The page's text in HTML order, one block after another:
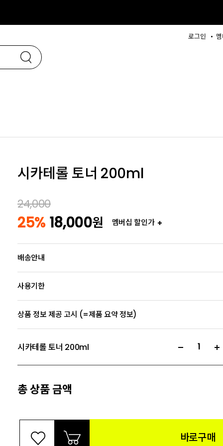
로그인
시카테롤 토너 200ml
24,000
25% 18,000원 멤버십 할인가
배송안내
사용기한
상품 정보 제공 고시 (=제품 요약 정보)
시카테롤 토너 200ml
총 상품 금액
바로구매